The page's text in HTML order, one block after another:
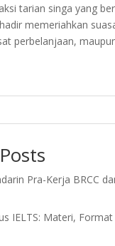
tarian singa yang
memeriahkan
perbelanjaan,
Pra-Kerja BRCC
IELTS: Materi,